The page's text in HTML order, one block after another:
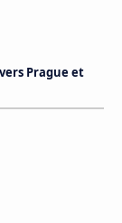
Prague et